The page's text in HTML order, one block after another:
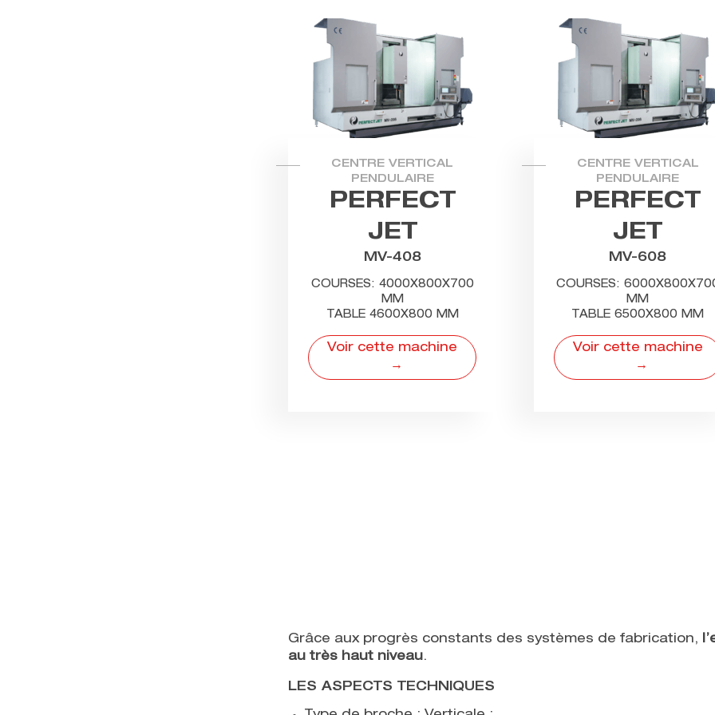
CENTRE VERTICAL
PENDULAIRE
PERFECT
JET
MV-408
COURSES: 4000X800X700
MM
TABLE 4600X800 MM
Voir cette machine
CENTRE VERTICAL
PENDULAIRE
PERFECT
JET
MV-608
COURSES:
MM
TABLE 6500X800 MM
Voir cette machine
Grâce aux progrès constants des systèmes de fabrication,
au très haut niveau.
LES ASPECTS TECHNIQUES